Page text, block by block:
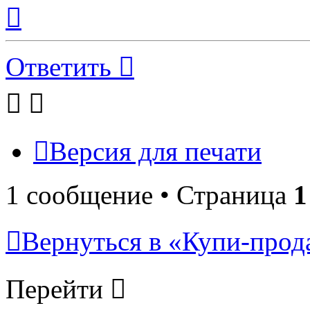
началу
Ответить
Версия для печати
1 сообщение • Страница 1
Вернуться в «Купи-
Перейти